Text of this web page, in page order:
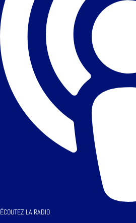
ÉCOUTEZ LA RADIO